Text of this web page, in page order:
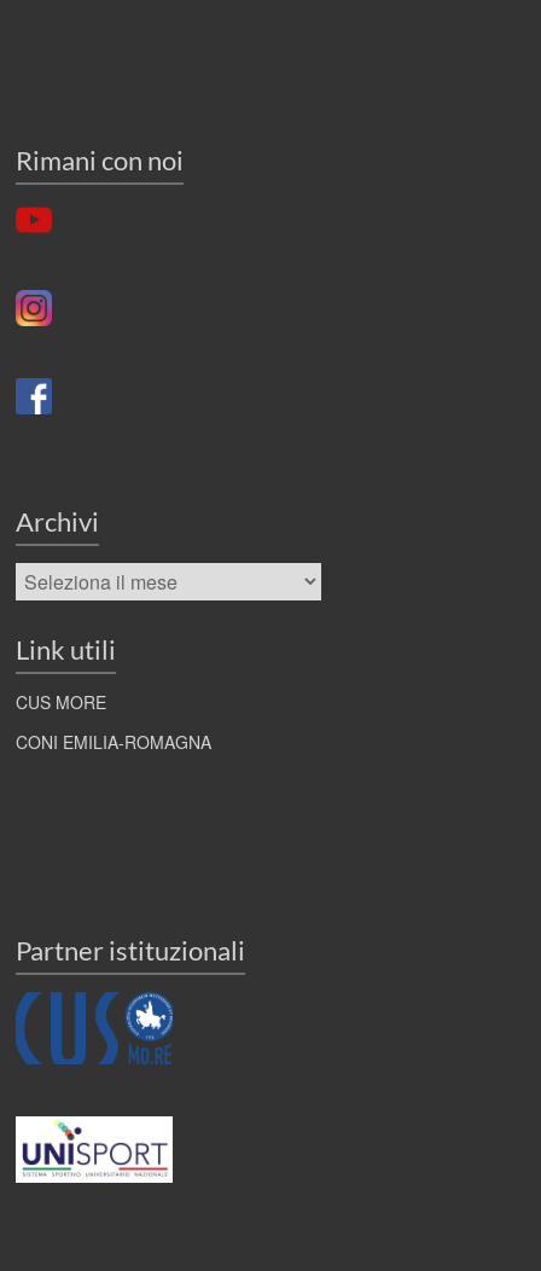
Rimani con noi
Archivi
Archivi
Link utili
CUS MORE
CONI EMILIA-ROMAGNA
Partner istituzionali